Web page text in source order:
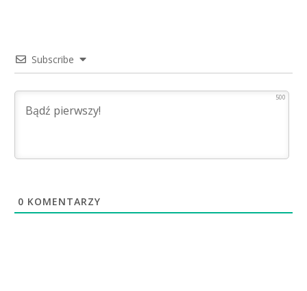
Subscribe
500
0 KOMENTARZY